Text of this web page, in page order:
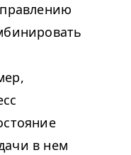
в нем